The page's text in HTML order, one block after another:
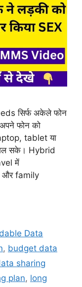
सिर्फ अकेले फोन
फोन को
tablet या
सके। Hybrid
में
और family
Data
, budget data
sharing
plan, long